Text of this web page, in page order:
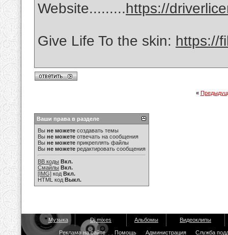
Website.........https://
Give Life To the skin: https://
«
Ваши права в разделе
Вы не можете создавать темы
Вы не можете отвечать на сообщения
Вы не можете прикреплять файлы
Вы не можете редактировать сообщения
BB коды Вкл.
Смайлы Вкл.
[IMG] код Вкл.
HTML код Выкл.
Музыка Dj mixes Альбомы Видеоклипы
Реклама на сайте Помощь Администрация Служба